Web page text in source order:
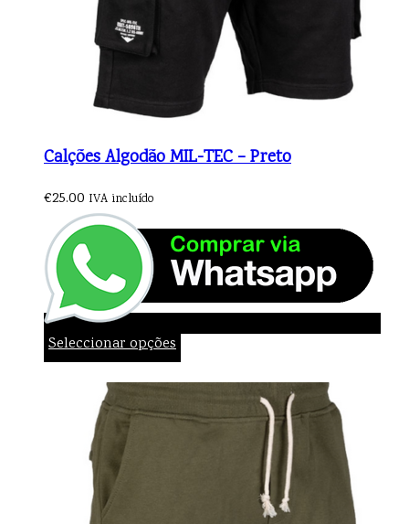
Calções Algodão MIL-TEC – Preto
€25.00 IVA incluído
Seleccionar opções